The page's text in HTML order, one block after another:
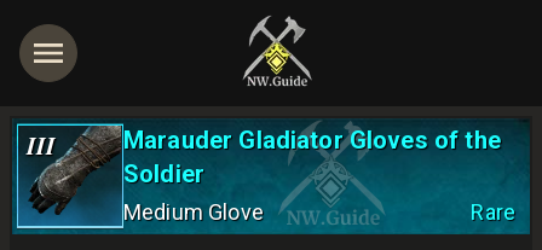
III
Marauder Gladiator Gloves of the
Soldier
Medium Glove Rare